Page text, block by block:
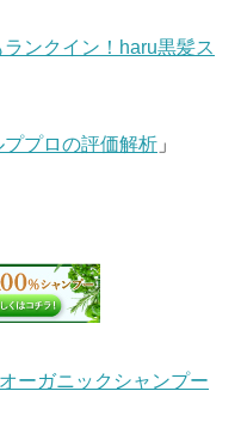
ランクイン！haru黒髪ス
プロの評価解析 」
ーガニックシャンプー